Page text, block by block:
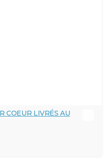
COEUR LIVRÉS AU